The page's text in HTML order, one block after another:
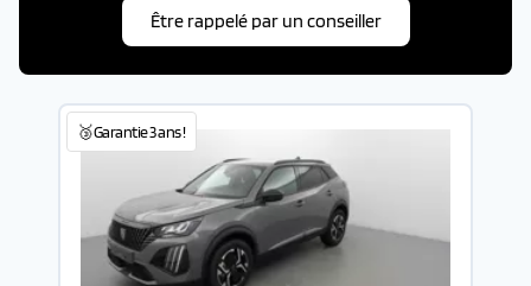
Être rappelé par un conseiller
🥉Garantie 3 ans !